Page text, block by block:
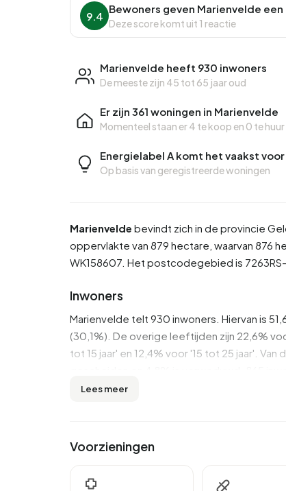
9.4
Bewoners geven Marienvelde
Deze score komt uit 1 reactie
Marienvelde heeft 930 inwoners
De meeste zijn 45 tot 65 jaar oud
Er zijn 361 woningen in Marienvelde
Momenteel staan er4 te koop en 0 te huur
Energielabel A komt het vaakst
Op basis van geregistreerde woningen
Marienvelde bevindt zich in de provincie
oppervlakte van 879 hectare, waarvan 876
WK158607. Het postcodegebied is 7263RS-
Inwoners
Marienvelde telt 930 inwoners. Hiervan is
(30,1%). De overige leeftijden zijn 22,6%
tot 15 jaar' en 12,4% voor '15 tot 25 jaar'.
uit landen buiten Europa.
personen.
In Marienvelde zijn er 800
Lees meer
Voorzieningen